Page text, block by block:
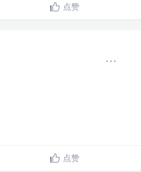
点赞
点赞